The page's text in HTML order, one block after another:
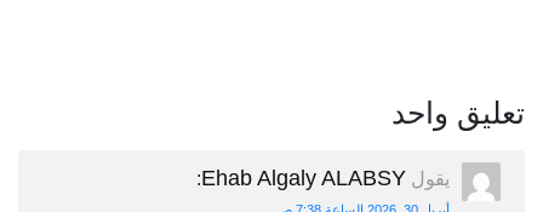
تعليق واحد
يقول Ehab Algaly ALABSY
: